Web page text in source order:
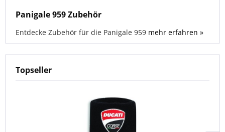
Panigale 959 Zubehör
Entdecke Zubehör für die Panigale 959 mehr erfahren »
Topseller